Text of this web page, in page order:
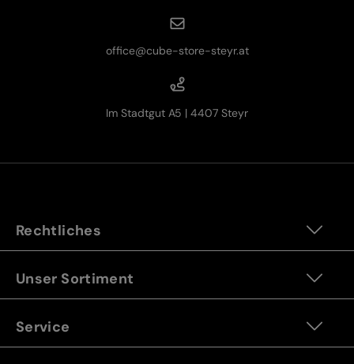
office@cube-store-steyr.at
Im Stadtgut A5 | 4407 Steyr
Rechtliches
Unser Sortiment
Service